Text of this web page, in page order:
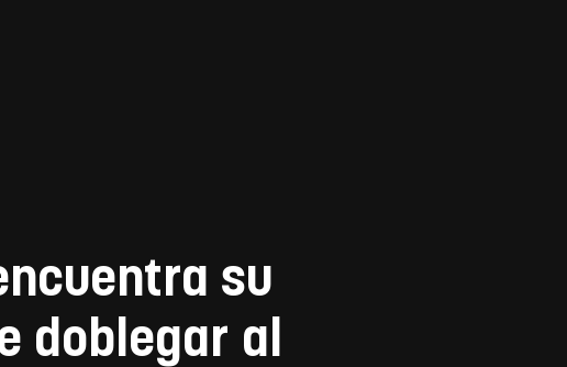
su
doblegar al